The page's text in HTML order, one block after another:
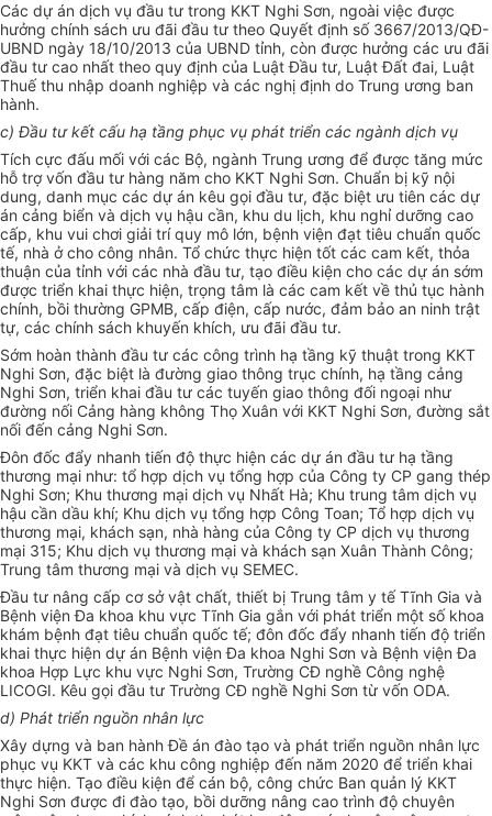
Các dự án dịch vụ đầu tư trong KKT Nghi Sơn, ngoài việc được
hưởng chính sách ưu đãi đầu tư theo Quyết định số 3667/2013/QĐ-
UBND ngày 18/10/2013 của UBND tỉnh, còn được hưởng các ưu đãi
đầu tư cao nhất theo quy định của Luật Đầu tư, Luật Đất đai, Luật
Thuế thu nhập doanh nghiệp và các nghị định do Trung ương ban
hành.
c) Đầu tư kết cấu hạ tầng phục vụ phát triển các ngành dịch vụ
Tích cực đấu mối với các Bộ, ngành Trung ương để được tăng mức
hỗ trợ vốn đầu tư hàng năm cho KKT Nghi Sơn. Chuẩn bị kỹ nội
dung, danh mục các dự án kêu gọi đầu tư, đặc biệt ưu tiên các dự
án cảng biển và dịch vụ hậu cần, khu du lịch, khu nghỉ dưỡng cao
cấp, khu vui chơi giải trí quy mô lớn, bệnh viện đạt tiêu chuẩn quốc
tế, nhà ở cho công nhân. Tổ chức thực hiện tốt các cam kết, thỏa
thuận của tỉnh với các nhà đầu tư, tạo điều kiện cho các dự án sớm
được triển khai thực hiện, trọng tâm là các cam kết về thủ tục hành
chính, bồi thường GPMB, cấp điện, cấp nước, đảm bảo an ninh trật
tự, các chính sách khuyến khích, ưu đãi đầu tư.
Sớm hoàn thành đầu tư các công trình hạ tầng kỹ thuật trong KKT
Nghi Sơn, đặc biệt là đường giao thông trục chính, hạ tầng cảng
Nghi Sơn, triển khai đầu tư các tuyến giao thông đối ngoại như
đường nối Cảng hàng không Thọ Xuân với KKT Nghi Sơn, đường sắt
nối đến cảng Nghi Sơn.
Đôn đốc đẩy nhanh tiến độ thực hiện các dự án đầu tư hạ tầng
thương mại như: tổ hợp dịch vụ tổng hợp của Công ty CP gang thép
Nghi Sơn; Khu thương mại dịch vụ Nhất Hà; Khu trung tâm dịch vụ
hậu cần dầu khí; Khu dịch vụ tổng hợp Công Toan; Tổ hợp dịch vụ
thương mại, khách sạn, nhà hàng của Công ty CP dịch vụ thương
mại 315; Khu dịch vụ thương mại và khách sạn Xuân Thành Công;
Trung tâm thương mại và dịch vụ SEMEC.
Đầu tư nâng cấp cơ sở vật chất, thiết bị Trung tâm y tế Tĩnh Gia và
Bệnh viện Đa khoa khu vực Tĩnh Gia gắn với phát triển một số khoa
khám bệnh đạt tiêu chuẩn quốc tế; đôn đốc đẩy nhanh tiến độ triển
khai thực hiện dự án Bệnh viện Đa khoa Nghi Sơn và Bệnh viện Đa
khoa Hợp Lực khu vực Nghi Sơn, Trường CĐ nghề Công nghệ
LICOGI. Kêu gọi đầu tư Trường CĐ nghề Nghi Sơn từ vốn ODA.
d) Phát triển nguồn nhân lực
Xây dựng và ban hành Đề án đào tạo và phát triển nguồn nhân lực
phục vụ KKT và các khu công nghiệp đến năm 2020 để triển khai
thực hiện. Tạo điều kiện để cán bộ, công chức Ban quản lý KKT
Nghi Sơn được đi đào tạo, bồi dưỡng nâng cao trình độ chuyên